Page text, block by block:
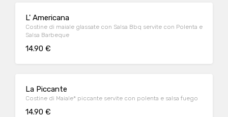
L' Americana
Costine di maiale glassate con Salsa Bbq servite con Polenta e
Salsa Barbeque
14.90 €
La Piccante
Costine di Maiale* piccante servite con polenta e salsa fuego
14.90 €